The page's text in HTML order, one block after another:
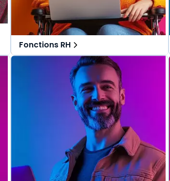
Fonctions RH
Des solutions tout-en-un, spécialement
pensées pour les fonctions RH.
Une offre globale pour vous repérer dans
vos missions au quotidien.